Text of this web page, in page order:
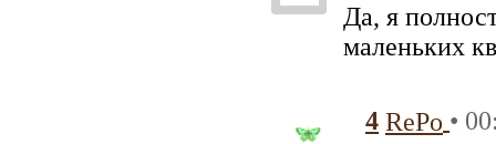
Да, я
маленьких
4 RePo •